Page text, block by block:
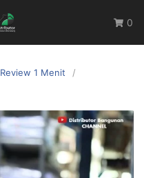
0
Review 1 Menit